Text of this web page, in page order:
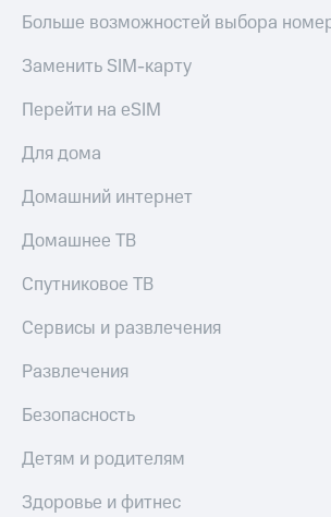
Больше возможностей выбора
Заменить SIM-карту
Перейти на eSIM
Для дома
Домашний интернет
Домашнее ТВ
Спутниковое ТВ
Сервисы и развлечения
Развлечения
Безопасность
Детям и родителям
Здоровье и фитнес